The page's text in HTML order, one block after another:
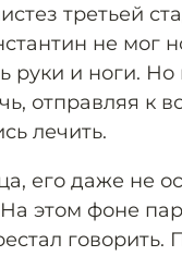
третьей
не мог
руки и ноги.
отправляя к
лечить.
его даже не
этом фоне
говорить.